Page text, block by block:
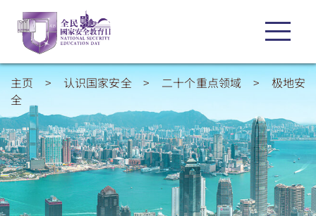
主页 > 认识国家安全> 二十个重点领域 > 极地安
全